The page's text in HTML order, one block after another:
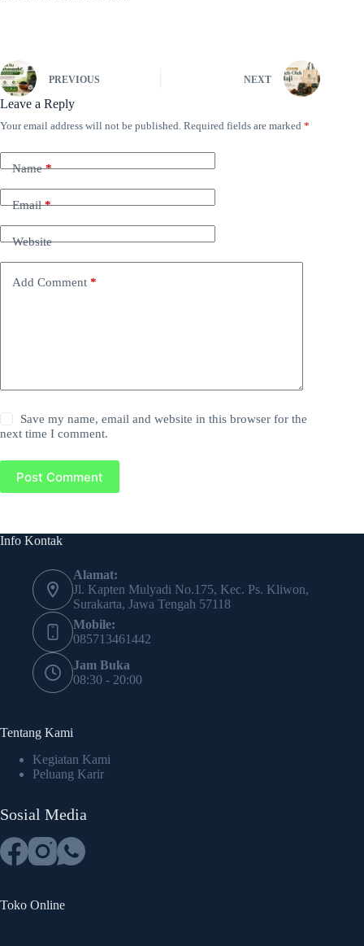
PREVIOUS NEXT
Leave a Reply
Your email address will not be published. Required fields are marked *
Name*
Email*
Website
Add Comment *
Save my name, email and website in this browser for the
next time I comment.
Post Comment
Info Kontak
Alamat:
Jl. Kapten Mulyadi No.175, Kec. Ps. Kliwon,
Surakarta, Jawa Tengah 57118
Mobile:
085713461442
Jam Buka
08:30 - 20:00
Tentang Kami
Kegiatan Kami
Peluang Karir
Sosial Media
Toko Online